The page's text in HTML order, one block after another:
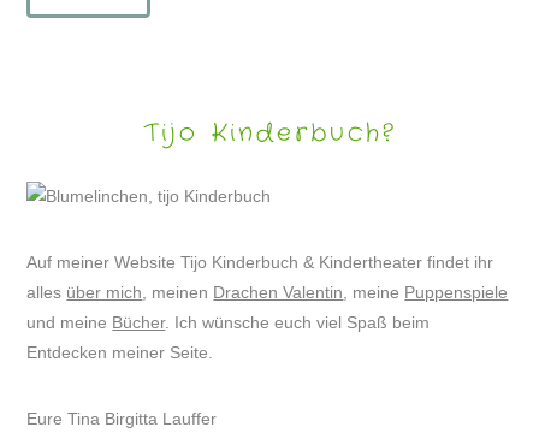
Tijo Kinderbuch?
Auf meiner Website Tijo Kinderbuch & Kindertheater findet ihr
alles über mich , meinen Drachen Valentin , meine Puppenspiele
und meine Bücher. Ich wünsche euch viel Spaß beim
Entdecken meiner Seite.
Eure Tina Birgitta Lauffer